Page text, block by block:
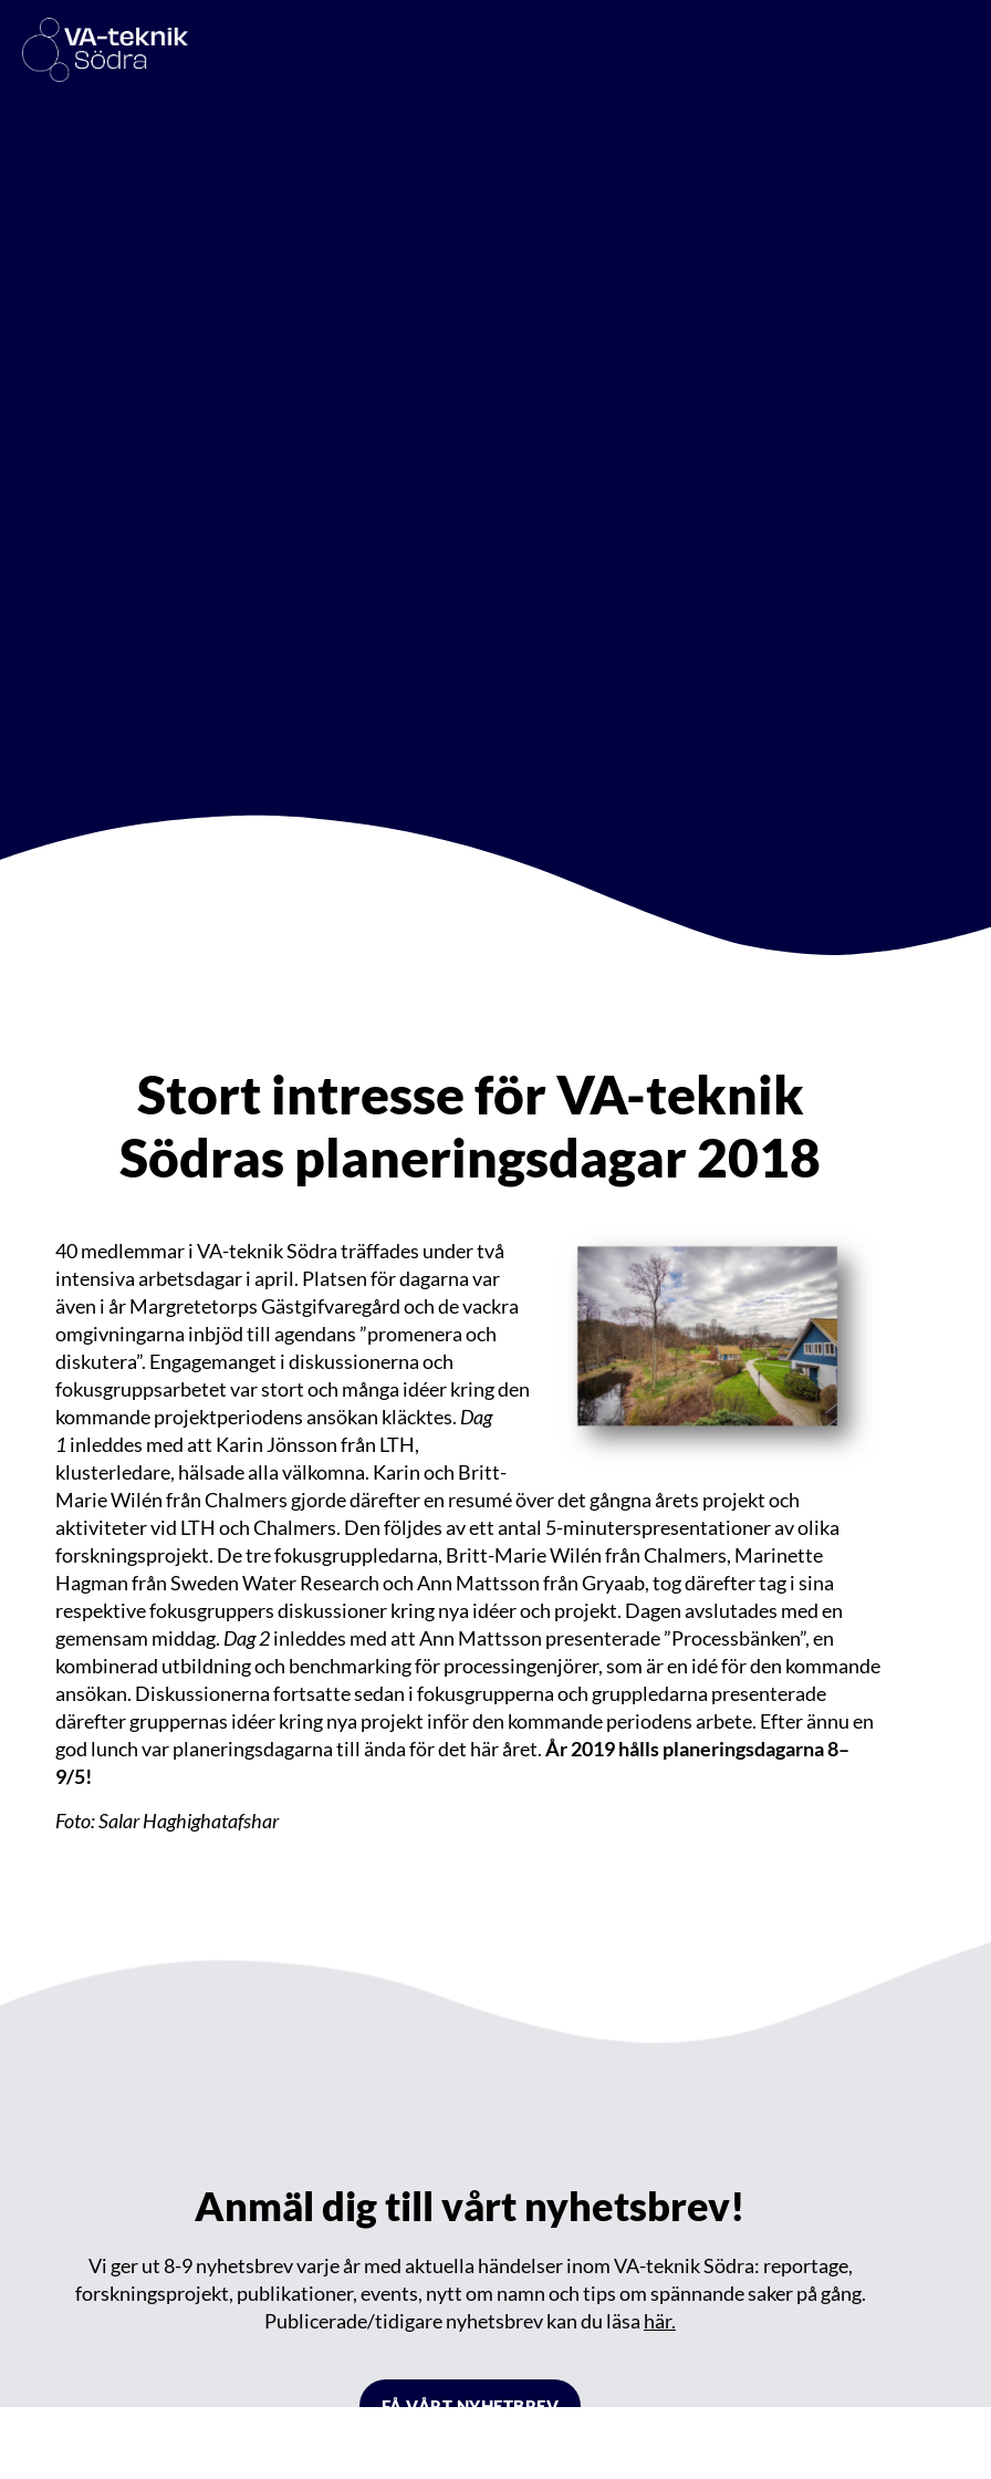
Stort intresse för VA-teknik
Södras planeringsdagar 2018
40 medlemmar i VA-teknik Södra träffades under två
intensiva arbetsdagar i april. Platsen för dagarna var
även i år Margretetorps Gästgifvaregård och de vackra
omgivningarna inbjöd till agendans ”promenera och
diskutera”. Engagemanget i diskussionerna och
fokusgruppsarbetet var stort och många idéer kring den
kommande projektperiodens ansökan kläcktes. Dag
1 inleddes med att Karin Jönsson från LTH,
klusterledare, hälsade alla välkomna. Karin och Britt-
Marie Wilén från Chalmers gjorde därefter en resumé över det gångna årets projekt och
aktiviteter vid LTH och Chalmers. Den följdes av ett antal 5-minuterspresentationer av olika
forskningsprojekt. De tre fokusgruppledarna, Britt-Marie Wilén från Chalmers, Marinette
Hagman från Sweden Water Research och Ann Mattsson från Gryaab, tog därefter tag i sina
respektive fokusgruppers diskussioner kring nya idéer och projekt. Dagen avslutades med en
gemensam middag. Dag 2inleddes med att Ann Mattsson presenterade ”Processbänken”, en
kombinerad utbildning och benchmarking för processingenjörer, som är en idé för den kommande
ansökan. Diskussionerna fortsatte sedan i fokusgrupperna och gruppledarna presenterade
därefter gruppernas idéer kring nya projekt inför den kommande periodens arbete. Efter ännu en
god lunch var planeringsdagarna till ända för det här året.År 2019 hålls planeringsdagarna 8–
9/5!
Foto: Salar Haghighatafshar
Anmäl dig till vårt nyhetsbrev!
Vi ger ut 8-9 nyhetsbrev varje år med aktuella händelser inom VA-teknik Södra: reportage,
forskningsprojekt, publikationer, events, nytt om namn och tips om spännande saker på gång.
Publicerade/tidigare nyhetsbrev kan du läsa här.
FÅ VÅRT NYHETBREV